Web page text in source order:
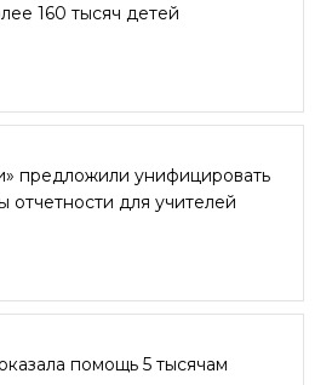
160 тысяч детей
предложили унифицировать
отчетности для учителей
помощь 5 тысячам